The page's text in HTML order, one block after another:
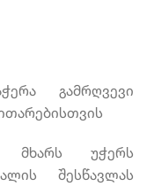
გამრღვევი
მხარს უჭერს
შესწავლას